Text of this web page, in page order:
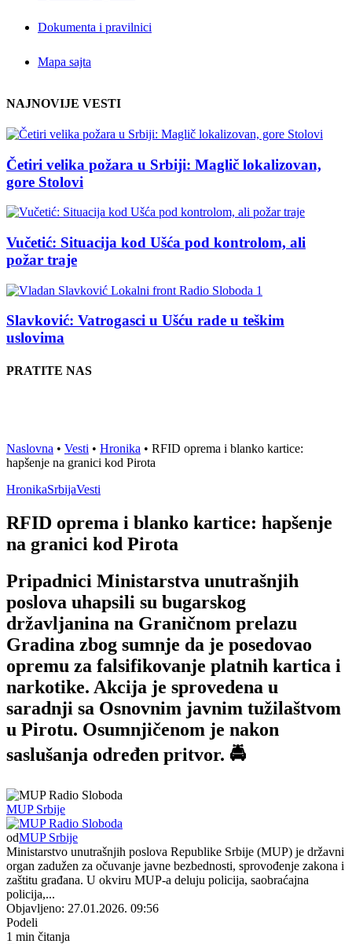
Dokumenta i pravilnici
Mapa sajta
NAJNOVIJE VESTI
Četiri velika požara u Srbiji: Maglič lokalizovan,
gore Stolovi
Vučetić: Situacija kod Ušća pod kontrolom, ali
požar traje
Slavković: Vatrogasci u Ušću rade u teškim
uslovima
PRATITE NAS
Naslovna • Vesti • Hronika • RFID oprema i blanko kartice:
hapšenje na granici kod Pirota
HronikaSrbijaVesti
RFID oprema i blanko kartice: hapšenje
na granici kod Pirota
Pripadnici Ministarstva unutrašnjih
poslova uhapsili su bugarskog
državljanina na Graničnom prelazu
Gradina zbog sumnje da je posedovao
opremu za falsifikovanje platnih kartica i
narkotike. Akcija je sprovedena u
saradnji sa Osnovnim javnim tužilaštvom
u Pirotu. Osumnjičenom je nakon
saslušanja određen pritvor. 🚔
MUP Srbije
odMUP Srbije
Ministarstvo unutrašnjih poslova Republike Srbije (MUP) je državni
organ zadužen za očuvanje javne bezbednosti, sprovođenje zakona i
zaštitu građana. U okviru MUP-a deluju policija, saobraćajna
policija,...
Objavljeno: 27.01.2026. 09:56
Podeli
1 min čitanja